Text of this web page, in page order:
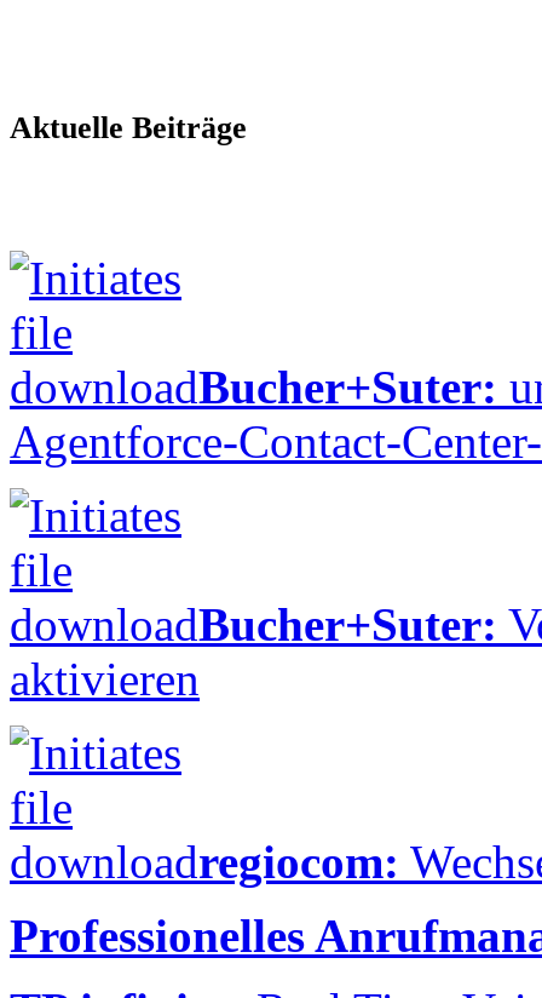
Aktuelle Beiträge
Bucher+Suter:
Agentforce-Contact-
Bucher+Suter:
aktivieren
regiocom:
Professionelles